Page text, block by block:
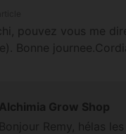
pouvez vous me
Bonne
Alchimia Grow Shop